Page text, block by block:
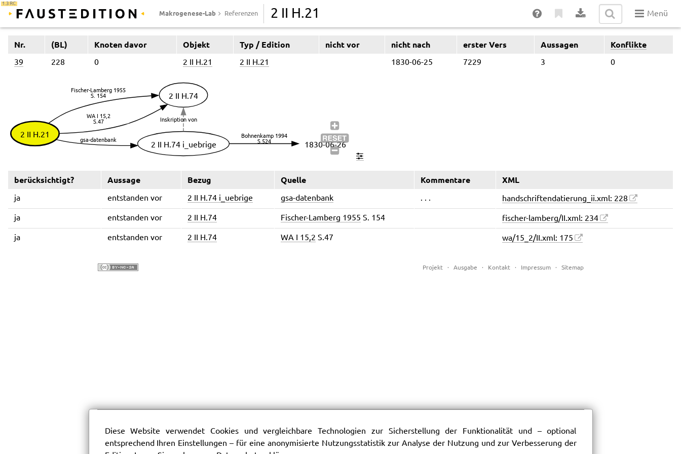
1.3 RC
Makrogenese-Lab Referenzen 2 II H.21 Menü
Nr. (BL) Knoten davor Objekt Typ / Edition nicht vor nicht nach erster Vers Aussagen Konflikte
39 228 0 2 II H.21 2 II H.21 1830-06-25 7229 3 0
berücksichtigt? Aussage Bezug Quelle Kommentare XML
ja entstanden vor 2 II H.74 i_uebrige gsa-datenbank . . . handschriftendatierung_ii.xml: 228
ja entstanden vor 2 II H.74 Fischer-Lamberg 1955 S. 154 fischer-lamberg/II.xml: 234
ja entstanden vor 2 II H.74 WA I 15,2 S.47 wa/15_2/II.xml: 175
Diese Website verwendet Cookies und vergleichbare Technologien zur Sicherstellung der Funktionalität und – optional
entsprechend Ihren Einstellungen – für eine anonymisierte Nutzungsstatistik zur Analyse der Nutzung und zur Verbesserung der
Projekt · Ausgabe · Kontakt · Impressum · Sitemap